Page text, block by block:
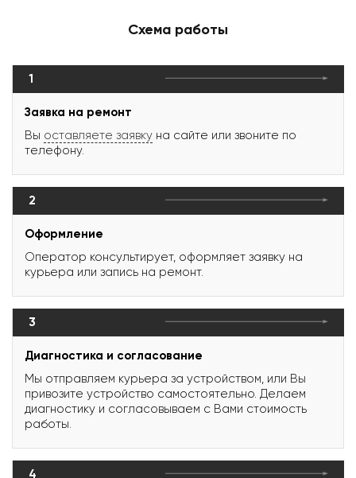
Схема работы
1
Заявка на ремонт
Вы оставляете заявку на сайте или звоните по
телефону.
2
Оформление
Оператор консультирует, оформляет заявку на
курьера или запись на ремонт.
3
Диагностика и согласование
Мы отправляем курьера за устройством, или Вы
привозите устройство самостоятельно. Делаем
диагностику и согласовываем с Вами стоимость
работы.
4